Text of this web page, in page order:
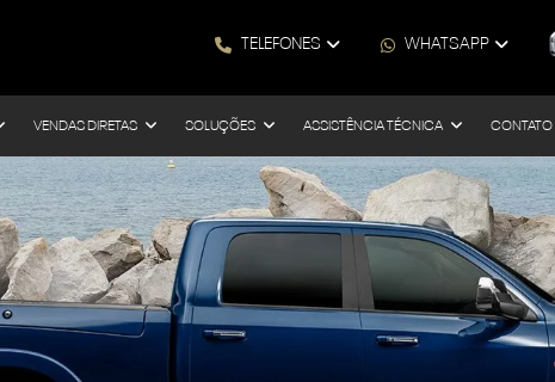
TELEFONES WHATSAPP
VENDAS DIRETAS SOLUÇÕES ASSISTÊNCIA TÉCNICA CONTATO